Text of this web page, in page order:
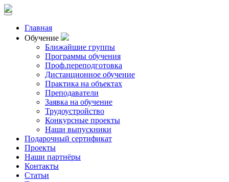
Главная
Обучение
Ближайшие группы
Программы обучения
Проф.переподготовка
Дистанционное обучение
Практика на объектах
Преподаватели
Заявка на обучение
Трудоустройство
Конкурсные проекты
Наши выпускники
Подарочный сертификат
Проекты
Наши партнёры
Контакты
Статьи